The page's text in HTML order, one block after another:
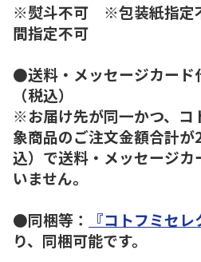
※熨斗不可 ※包装紙指
間指定不可
●送料・メッセージカード
（税込）
※お届け先が同一かつ、コ
象商品のご注文金額合計
込）で送料・メッセージ
いません。
●同梱等：
『コトフミセレ
り、同梱可能です。